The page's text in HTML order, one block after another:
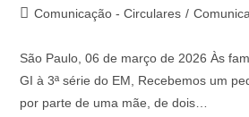
Comunicação - Circulares /
São Paulo, 06 de março de 2026 Às
GI à 3ª série do EM, Recebemos um
por parte de uma mãe, de dois…